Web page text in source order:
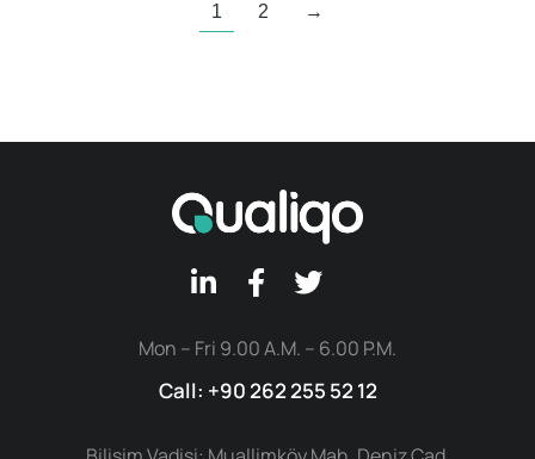
1 2 →
Mon – Fri 9.00 A.M. – 6.00 P.M.
Call: +90 262 255 52 12